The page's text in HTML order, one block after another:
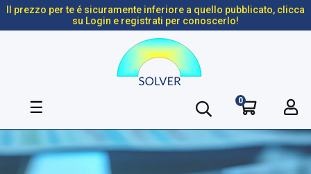
Il prezzo per te é sicuramente inferiore a quello pubblicato, clicca
su Login e registrati per conoscerlo!
navigazione
☰ 0